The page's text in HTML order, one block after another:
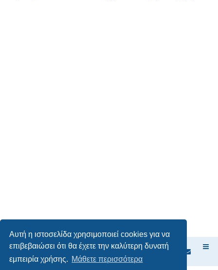
Αυτή η ιστοσελίδα χρησιμοποιεί cookies για να
επιβεβαιώσει ότι θα έχετε την καλύτερη δυνατή
εμπειρία χρήσης. Μάθετε περισσότερα
Ευρετήριο Δ. Συζήτησης